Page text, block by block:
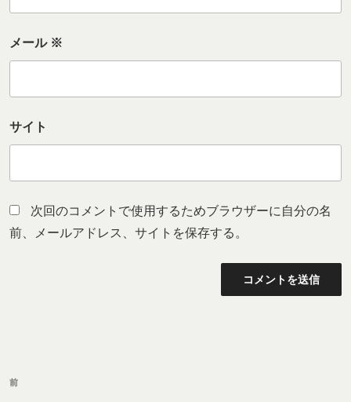
メール ※
サイト
次回のコメントで使用するためブラウザーに自分の名
前、メールアドレス、サイトを保存する。
稿
前
前